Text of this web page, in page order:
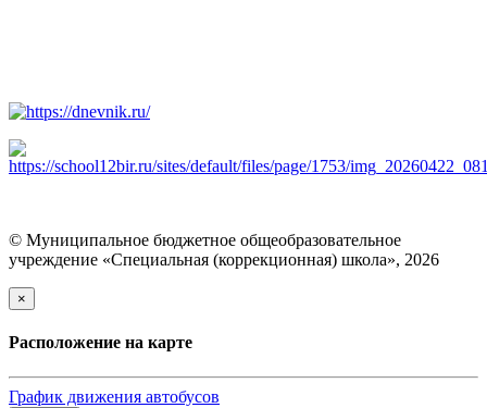
© Муниципальное бюджетное общеобразовательное
учреждение «Специальная (коррекционная) школа», 2026
×
Расположение на карте
График движения автобусов